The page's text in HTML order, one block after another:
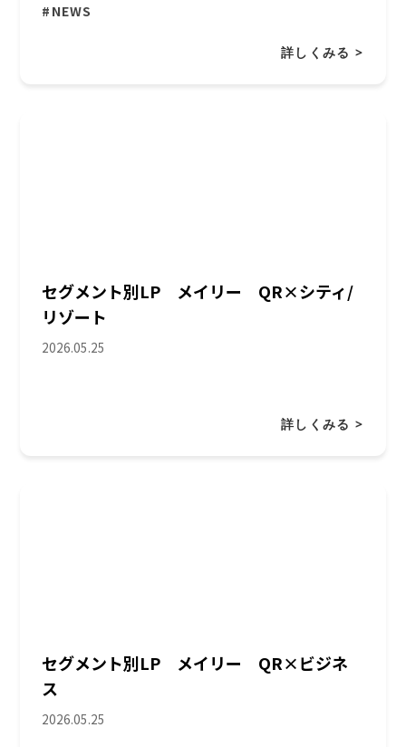
#NEWS
詳しくみる >
セグメント別LP メイリー QR×シティ/
リゾート
2026.05.25
詳しくみる >
セグメント別LP メイリー QR×ビジネ
ス
2026.05.25